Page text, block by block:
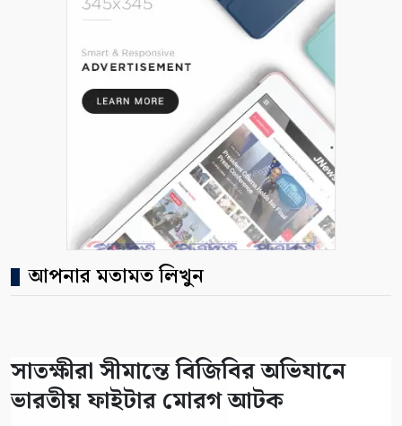
আপনার মতামত লিখুন
সাতক্ষীরা সীমান্তে বিজিবির অভিযানে
ভারতীয় ফাইটার মোরগ আটক